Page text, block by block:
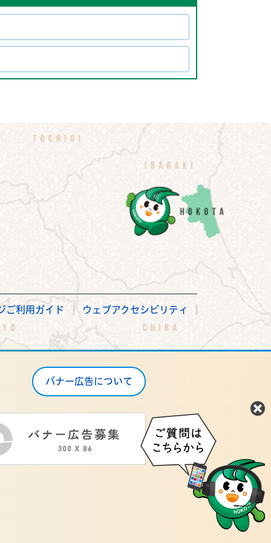
ご利用ガイド ウェブアクセシビリティ
バナー広告について